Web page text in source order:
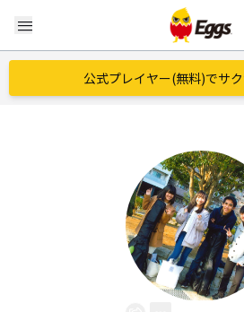
menu
公式プレイヤー(無料)でサ